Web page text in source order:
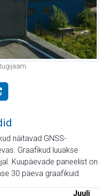
näitavad GNSS-
Graafikud luuakse
Kuupäevade paneelist on
30 päeva graafikuid.
Juuli